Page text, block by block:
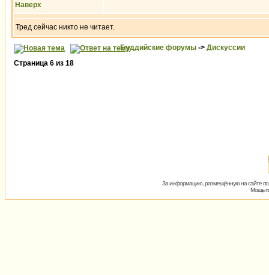
Наверх
Тред сейчас никто не читает.
Буддийские форумы -> Дискуссии
Страница 6 из 18
За информацию, размещённую на сайте
Мощь